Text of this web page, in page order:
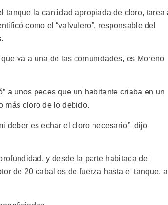
tanque la cantidad apropiada de cloro, tarea
como el “valvulero”, responsable del
va a una de las comunidades, es Moreno
a unos peces que un habitante criaba en un
más cloro de lo debido.
deber es echar el cloro necesario”, dijo
y desde la parte habitada del
de 20 caballos de fuerza hasta el tanque, a